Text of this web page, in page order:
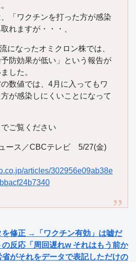
「ワクチンを打った方が感染
れますが・・・、
になったオミクロン株では、
予防効果が低い」という報告が
した。
数値では、4月に入ってもワ
が感染しにくいことになって
ご覧ください
ース／CBCテレビ 5/27(金)
articles/302956e09ab38e
を修正 →「ワクチン有効」は嘘だ
反応「周回遅れw それはもう前か
がそれをデータで表記しただけの